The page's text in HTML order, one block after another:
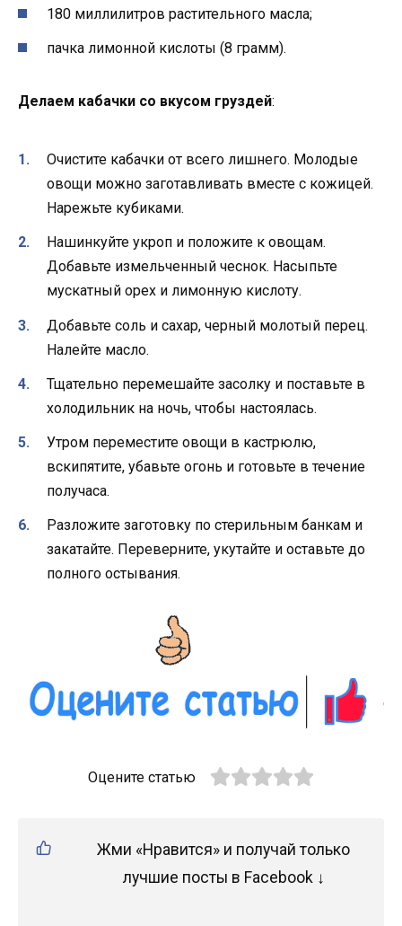
180 миллилитров растительного масла;
пачка лимонной кислоты (8 грамм).
Делаем кабачки со вкусом груздей:
Очистите кабачки от всего лишнего. Молодые
овощи можно заготавливать вместе с кожицей.
Нарежьте кубиками.
Нашинкуйте укроп и положите к овощам.
Добавьте измельченный чеснок. Насыпьте
мускатный орех и лимонную кислоту.
Добавьте соль и сахар, черный молотый перец.
Налейте масло.
Тщательно перемешайте засолку и поставьте в
холодильник на ночь, чтобы настоялась.
Утром переместите овощи в кастрюлю,
вскипятите, убавьте огонь и готовьте в течение
получаса.
Разложите заготовку по стерильным банкам и
закатайте. Переверните, укутайте и оставьте до
полного остывания.
Оцените статью
Жми «Нравится» и получай только
лучшие посты в Facebook ↓